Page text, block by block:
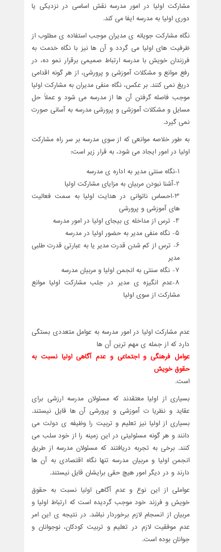
مشارکت اولیا در امور مدرسه نقش اساسی در نزدیکی یا
دوری اولیا به مدرسه ایفا می کند.
نگاه مشارکت جویانه ی مدیران موجب استفاده ی مطلوب از
ظرفیت های اولیا می گردد و آن ها نیز با نگاه خدمت به
فرزندان خویش با مدرسه ارتباط صمیمی برقرار نمو ده، در
رفع موانع و مشکلات آموزشی و پرورشی، از هر گونه اقدامی
دریغ نمی کنند. بر عکس، نگاه منفی مدیران به مشارکت اولیا
موجب فاصله گرفتن آن ها از مدرسه می شود و عملاً حل
مسایل و مشکلات آموزشی و پرورشی مدرسه به آسانی صورت
نمی گیرد.
به طور خلاصه موانعی که از سوی مدرسه بر سر راه مشارکت
اولیا در امور ایجاد می شود، به قرار زیر است:
1-نگاه سنتی مدیر به اداره ی مدرسه
2-آشنا نبودن مربیان به مزایای مشارکت اولیا
3-احساس ناتوانی در هدایت اولیا به سمت فعالیت
های آموزشی و پرورشی
4- ترس از مداخله ی بیجای اولیا در امور مدرسه
5- نگاه منفی مدیر به حضور اولیا در مدرسه
6- ترس از کم شدن قدرت مدیر یا به عبارتی قدرت طلبی
مدیر
7- نگاه سنتی به انجمن اولیا و مربیان مدرسه
8-عدم انگیزه ی مدیر در جلب مشارکت اولیا موانع
مشارکت از سوی اولیا
عدم مشارکت اولیا در امور مدرسه به عوامل متعددی بستگی
دارد که از جمله ی مهم ترین آن ها
عوامل فرهنگی و اجتماعی و عدم آگاهی اولیا نسبت به
حقوق خویش
است.
بسیاری از اولیا معتقدند که مسئولان مدرسه ارزشی برای
عقاید و نظریا ت آموزشی و پرورشی آن ها قایل نیستند.
بسیاری از اولیا نیز تعلیم و تربیت را وظیفه ی دولت می
دانند و هر گونه مسئولیتی در این زمینه را از خود سلب می
کنند. برخی به تجربه دریافتند که مسئولان مدرسه از طریق
انجمن اولیا و مربیان مدرسه تنها نگاه اقتصادی به آن ها
دارند و در دیگر امور هیچ حقی برایشان قایل نیستند.
عواملی از این نوع و عدم آگاهی اولیا نسبت به حقوق
خویش و فرزند خود موجب گردیده است که ارتباط اولیا و
مربیان از انسجام لازم برخوردار نباشد. در نتیجه ی این امر
عدم موفقیت لازم در تعلیم و تربیت کودکان، نوجوانان و
جوانان بوده است.